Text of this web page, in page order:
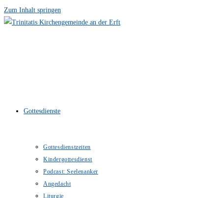
Zum Inhalt springen
Gottesdienste
Gottesdienstzeiten
Kindergottesdienst
Podcast: Seelenanker
Angedacht
Liturgie